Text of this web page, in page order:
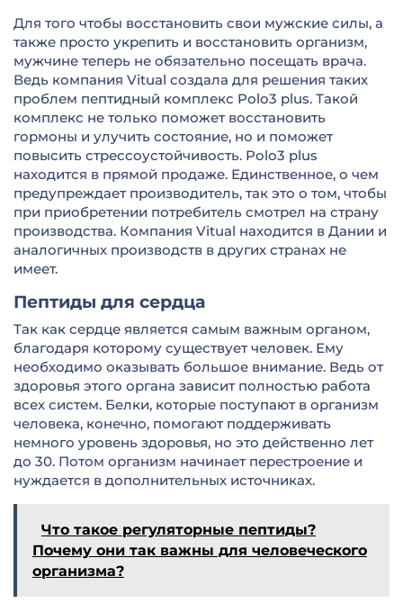
Для того чтобы восстановить свои мужские силы, а
также просто укрепить и восстановить организм,
мужчине теперь не обязательно посещать врача.
Ведь компания Vitual создала для решения таких
проблем пептидный комплекс Polo3 plus. Такой
комплекс не только поможет восстановить
гормоны и улучить состояние, но и поможет
повысить стрессоустойчивость. Polo3 plus
находится в прямой продаже. Единственное, о чем
предупреждает производитель, так это о том, чтобы
при приобретении потребитель смотрел на страну
производства. Компания Vitual находится в Дании и
аналогичных производств в других странах не
имеет.
Пептиды для сердца
Так как сердце является самым важным органом,
благодаря которому существует человек. Ему
необходимо оказывать большое внимание. Ведь от
здоровья этого органа зависит полностью работа
всех систем. Белки, которые поступают в организм
человека, конечно, помогают поддерживать
немного уровень здоровья, но это действенно лет
до 30. Потом организм начинает перестроение и
нуждается в дополнительных источниках.
Что такое регуляторные пептиды?
Почему они так важны для человеческого
организма?